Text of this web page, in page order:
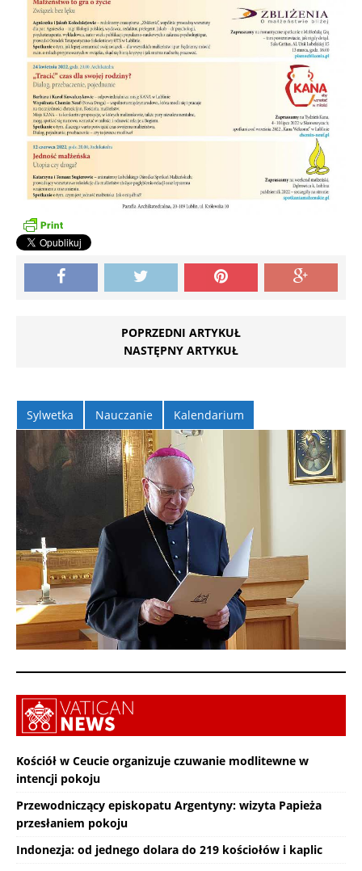
POPRZEDNI ARTYKUŁ
NASTĘPNY ARTYKUŁ
Sylwetka Nauczanie Kalendarium
Kościół w Ceucie organizuje czuwanie modlitewne w
intencji pokoju
Przewodniczący episkopatu Argentyny: wizyta Papieża
przesłaniem pokoju
Indonezja: od jednego dolara do 219 kościołów i kaplic